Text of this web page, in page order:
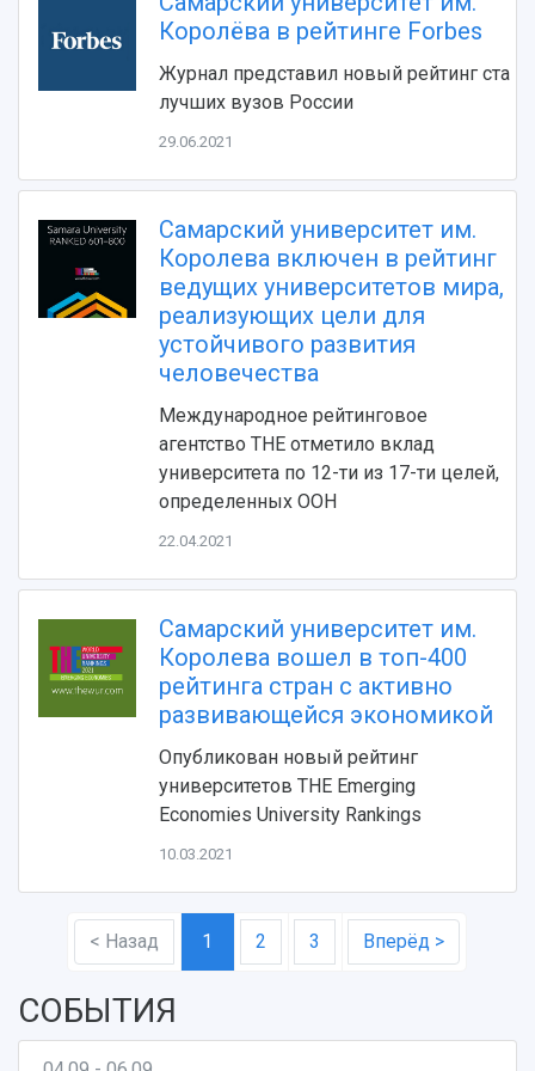
Устойчивое развитие
Кампус
3D-тур по университету
Учебный аэродром
Центр истории авиационных двигателей
Ботанический сад
Умный дом бабочек
Международный межвузовский кампус
Сведения об образовательной организации
Официальные документы
Видеолекции
Противодействие COVID-19
деятельности
Журналы Самарского университета
Научные конференции
Публикации и издания
Королёва в рейтинге Forbes
Журнал представил новый рейтинг ста
лучших вузов России
29.06.2021
Самарский университет им.
Королева включен в рейтинг
ведущих университетов мира,
реализующих цели для
устойчивого развития
человечества
Международное рейтинговое
агентство THE отметило вклад
университета по 12-ти из 17-ти целей,
определенных ООН
22.04.2021
Самарский университет им.
Королева вошел в топ-400
рейтинга стран с активно
развивающейся экономикой
Опубликован новый рейтинг
университетов THE Emerging
Economies University Rankings
10.03.2021
< Назад 1 2 3 Вперёд >
СОБЫТИЯ